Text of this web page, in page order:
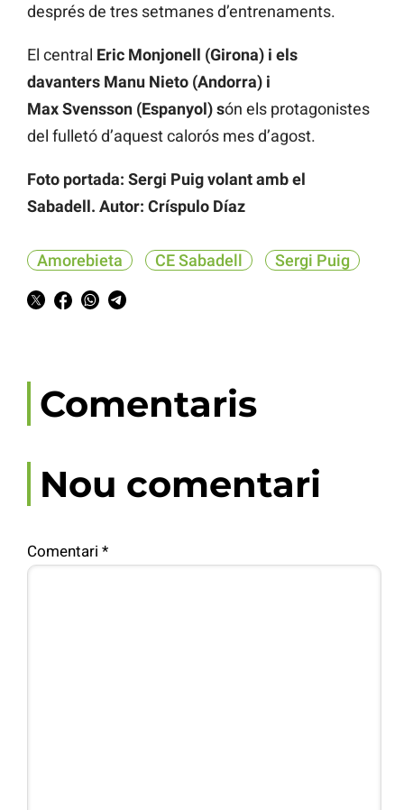
després de tres setmanes d’entrenaments.
El central Eric Monjonell (Girona) i els
davanters Manu Nieto (Andorra) i
Max Svensson (Espanyol) són els protagonistes
del fulletó d’aquest calorós mes d’agost.
Foto portada: Sergi Puig volant amb el
Sabadell. Autor: Críspulo Díaz
Amorebieta CE Sabadell Sergi Puig
Comentaris
Nou comentari
Comentari *